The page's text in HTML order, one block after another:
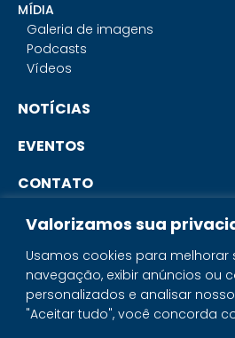
Valorizamos sua
Usamos cookies para melhorar
navegação, exibir anúncios ou
personalizados e analisar
"Aceitar tudo", você concorda
MÍDIA
Galeria de imagens
Podcasts
Vídeos
NOTÍCIAS
EVENTOS
CONTATO
PORTAL DO ASSOCIADO
SISTEMA IBRAM
PORTAL DOS MINERAIS